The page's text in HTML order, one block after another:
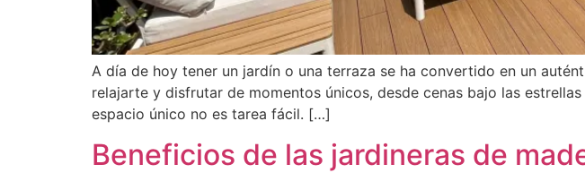
A día de hoy tener un jardín o una terraza se ha convertido en un
relajarte y disfrutar de momentos únicos, desde cenas bajo las
espacio único no es tarea fácil. […]
Beneficios de las jardineras de